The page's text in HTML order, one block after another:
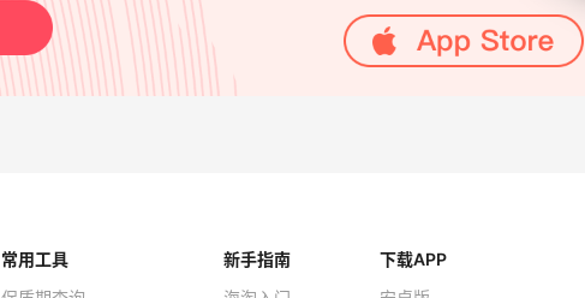
常用工具
新手指南
下载APP